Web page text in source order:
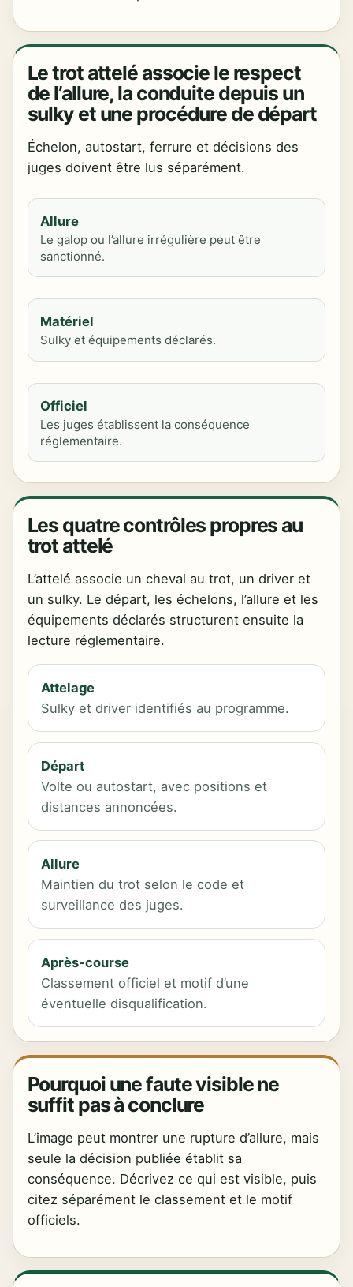
Le trot attelé associe le respect
de l’allure, la conduite depuis un
sulky et une procédure de départ
Échelon, autostart, ferrure et décisions des
juges doivent être lus séparément.
Allure
Le galop ou l’allure irrégulière peut être
sanctionné.
Matériel
Sulky et équipements déclarés.
Officiel
Les juges établissent la conséquence
réglementaire.
Les quatre contrôles propres au
trot attelé
L’attelé associe un cheval au trot, un driver et
un sulky. Le départ, les échelons, l’allure et les
équipements déclarés structurent ensuite la
lecture réglementaire.
Attelage
Sulky et driver identifiés au programme.
Départ
Volte ou autostart, avec positions et
distances annoncées.
Allure
Maintien du trot selon le code et
surveillance des juges.
Après-course
Classement officiel et motif d’une
éventuelle disqualification.
Pourquoi une faute visible ne
suffit pas à conclure
L’image peut montrer une rupture d’allure, mais
seule la décision publiée établit sa
conséquence. Décrivez ce qui est visible, puis
citez séparément le classement et le motif
officiels.